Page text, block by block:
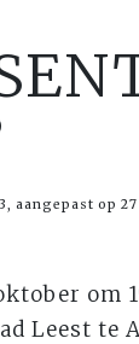
aangepast op
om
Leest